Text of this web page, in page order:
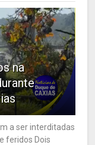
na
a ser interditadas
feridos Dois